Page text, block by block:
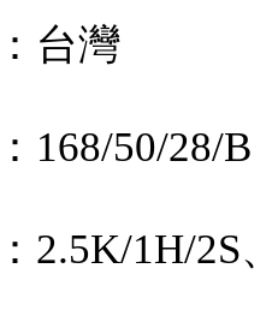
台灣
168/50/28/B
2.5K/1H/2S